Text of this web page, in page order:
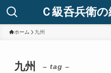
Ｃ級呑兵衛
ホーム 九州
九州 – tag –